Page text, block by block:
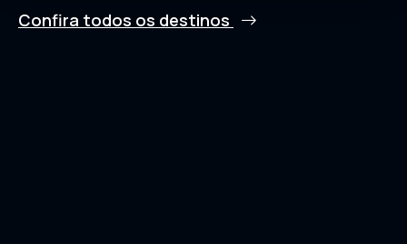
Confira todos os destinos